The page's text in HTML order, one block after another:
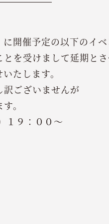
開催予定の以下のイ
を受けまして延期とさ
たします。
ございませんが
。
９：００～